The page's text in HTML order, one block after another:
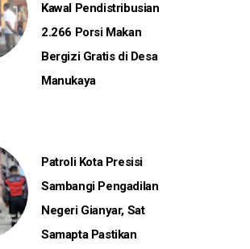
Kawal Pendistribusian
2.266 Porsi Makan
Bergizi Gratis di Desa
Manukaya
Patroli Kota Presisi
Sambangi Pengadilan
Negeri Gianyar, Sat
Samapta Pastikan